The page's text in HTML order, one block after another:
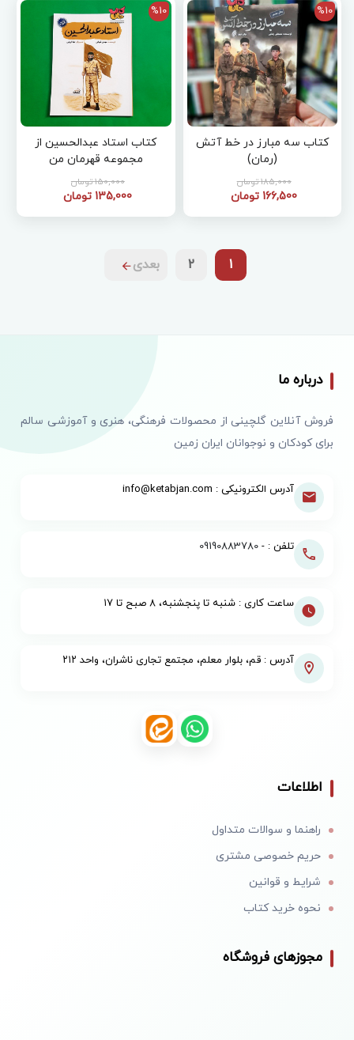
%10
کتاب سه مبارز در خط آتش
(رمان)
185,000 تومان
166,500 تومان
%10
کتاب استاد عبدالحسین از
مجموعه قهرمان من
150,000 تومان
135,000 تومان
1
2 بعدی
درباره ما
فروش آنلاین گلچینی از محصولات فرهنگی، هنری و آموزشی سالم
برای کودکان و نوجوانان ایران زمین
آدرس الکترونیکی : info@ketabjan.com
تلفن : -09190883780
ساعت کاری : شنبه تا پنجشنبه، ۸ صبح تا ۱۷
آدرس : قم، بلوار معلم، مجتمع تجاری ناشران، واحد ۲۱۲
اطلاعات
راهنما و سوالات متداول
حریم خصوصی مشتری
شرایط و قوانین
نحوه خرید کتاب
مجوزهای فروشگاه